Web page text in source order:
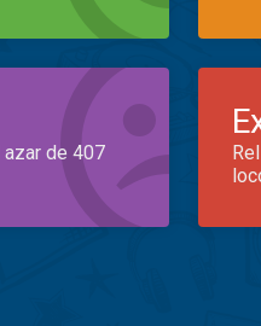
azar de 407